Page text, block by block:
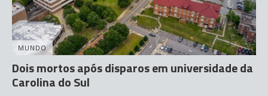
MUNDO
Dois mortos após disparos em universidade da
Carolina do Sul